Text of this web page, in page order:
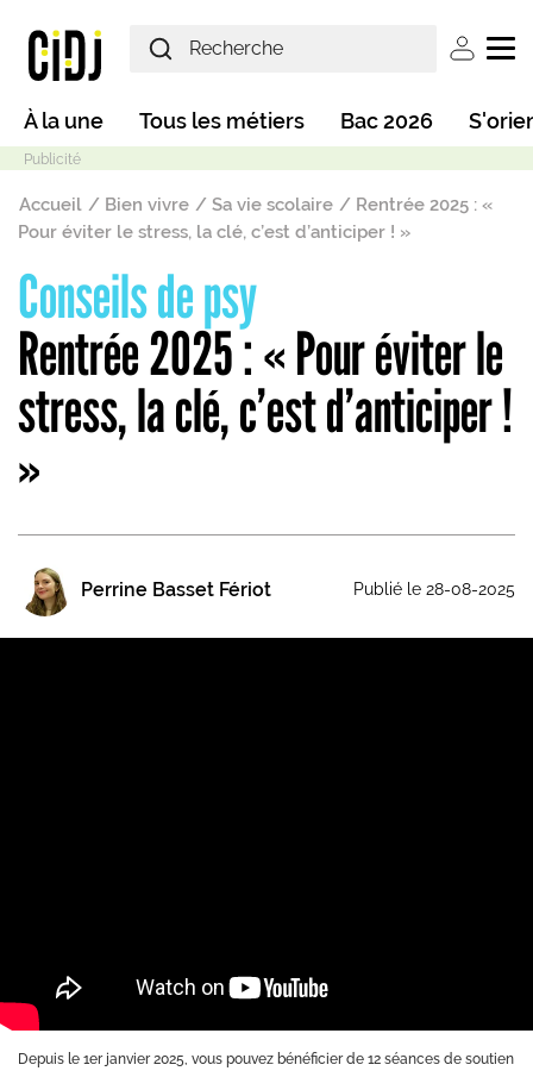
User
Main navigation
À la une Tous les métiers Bac 2026
Mode sombre
Fil d'Ariane
Accueil Bien vivre Sa vie scolaire
Rentrée 2025 : «
Pour éviter le stress, la clé, c’est d’anticiper ! »
Conseils de psy
Rentrée 2025 : « Pour éviter le
stress, la clé, c’est d’anticiper !
»
Perrine Basset Fériot Publié le 28-08-2025
Depuis le 1er janvier 2025, vous pouvez bénéficier de 12 séances de soutien